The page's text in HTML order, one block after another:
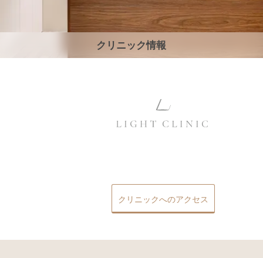
クリニック情報
クリニックへのアクセス